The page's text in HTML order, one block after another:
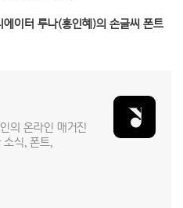
이터 루나(홍인혜)의 손글씨 폰트
의 온라인 매거진
식, 폰트,